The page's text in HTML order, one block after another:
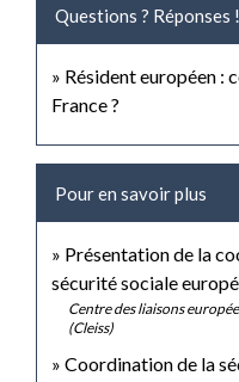
Questions ? Réponses !
Résident européen :
France ?
Pour en savoir plus
Présentation de la
sécurité sociale
Centre des liaisons
(Cleiss)
Coordination de la